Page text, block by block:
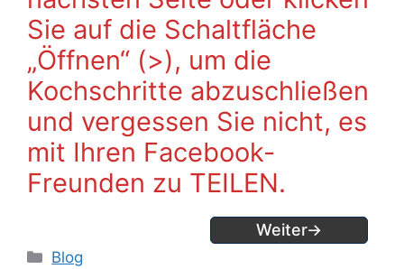
Sie auf die Schaltfläche
„Öffnen“ (>), um die
Kochschritte abzuschließen
und vergessen Sie nicht, es
mit Ihren Facebook-
Freunden zu TEILEN.
Weiter→
Kategorien
Blog